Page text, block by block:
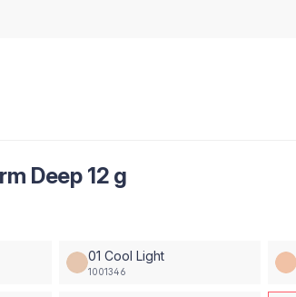
Deep 12 g
01 Cool Light
1001346